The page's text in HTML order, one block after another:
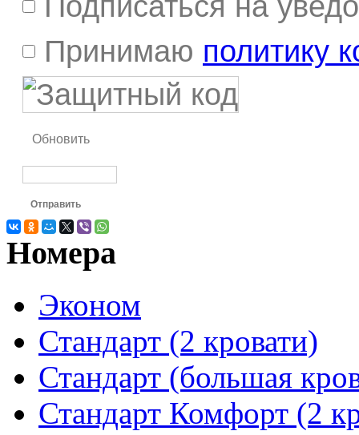
Принимаю политику
Обновить
Отправить
Номера
Эконом
Стандарт (2 кровати)
Стандарт (большая
Стандарт Комфорт (2